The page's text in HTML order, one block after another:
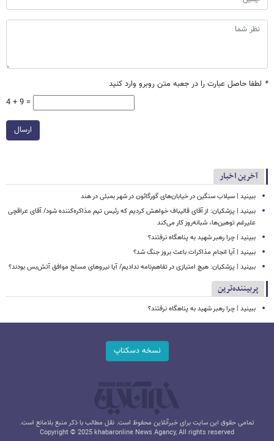
* لطفا حاصل عبارت را در جعبه متن روبرو وارد کنید
4 + 9 =
ارسال
آخرین اخبار
ببینید | سیلاب‌ سنگین در خیابان‌های گورگائون در شهر بمبئی در هند
ببینید | پزشکیان: از آقای قالیباف خواهش کردیم که رئیس تیم مذاکره‌کننده شود/ آقای عراقچی
علیرغم توهین‌ها، شبانه‌روز کار می‌کند
ببینید | چرا رهبر شهید به پناهگاه نرفتند؟
ببینید | آیا انجام مذاکرات باعث بروز جنگ شد؟
ببینید | پزشکیان: هیچ امتیازی در تفاهم‌نامه ندادیم/ آیا نیروهای مسلح موافق آتش‌بس بودند؟
پربیننده‌ترین
ببینید | چرا رهبر شهید به پناهگاه نرفتند؟
نسخه دسکتاپ
تمامی حقوق این سایت برای خبرآنلاین محفوظ است. نقل مطالب با ذکر منبع بلامانع است.
Copyright © 2025 khabaronline News Agancy, All rights reserved